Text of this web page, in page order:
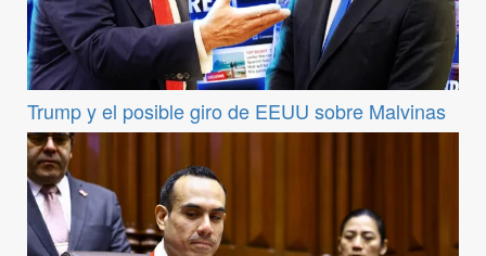
Trump y el posible giro de EEUU sobre Malvinas